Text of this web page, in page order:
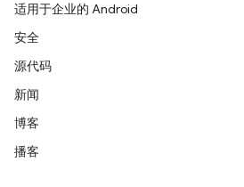
适用于企业的 Android
安全
源代码
新闻
博客
播客